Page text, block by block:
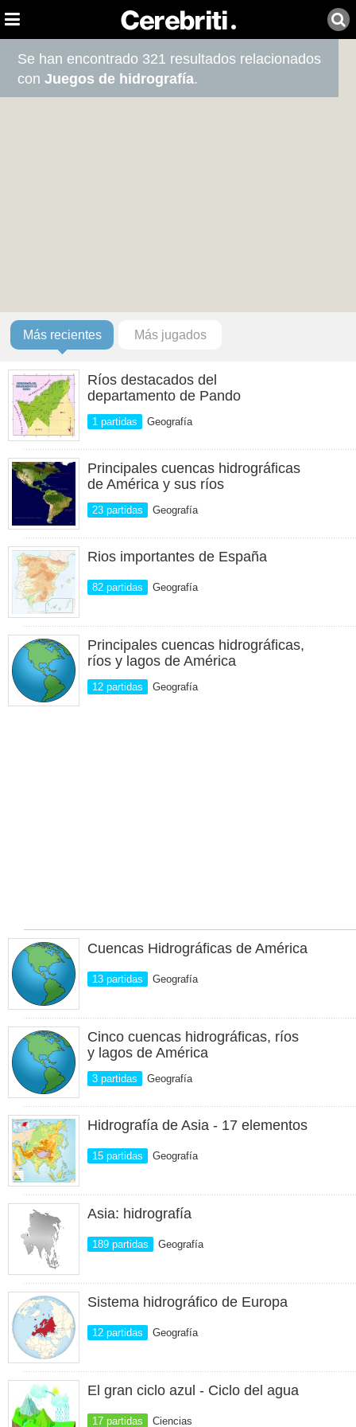
Se han encontrado 321 resultados relacionados
conJuegos de hidrografía.
Más recientes Más jugados
Ríos destacados del
departamento de Pando
1 partidas Geografía
Principales cuencas hidrográficas
de América y sus ríos
23 partidas Geografía
Rios importantes de España
82 partidas Geografía
Principales cuencas hidrográficas,
ríos y lagos de América
12 partidas Geografía
Cuencas Hidrográficas de América
13 partidas Geografía
Cinco cuencas hidrográficas, ríos
y lagos de América
3 partidas Geografía
Hidrografía de Asia - 17 elementos
15 partidas Geografía
Asia: hidrografía
189 partidas Geografía
Sistema hidrográfico de Europa
12 partidas Geografía
El gran ciclo azul - Ciclo del agua
17 partidas Ciencias